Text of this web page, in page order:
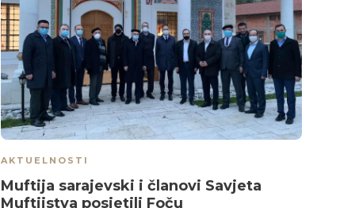
AKTUELNOSTI
Muftija sarajevski i članovi Savjeta
Muftijstva posjetili Foču